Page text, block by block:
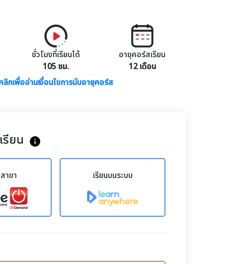
ชั่วโมงที่เรียนได้
105 ชม.
อายุคอร์สเรียน
12 เดือน
ลิกเพื่ออ่านเงื่อนไขการนับอายุคอร์ส
รียน info
าขา เรียนบนระบบ